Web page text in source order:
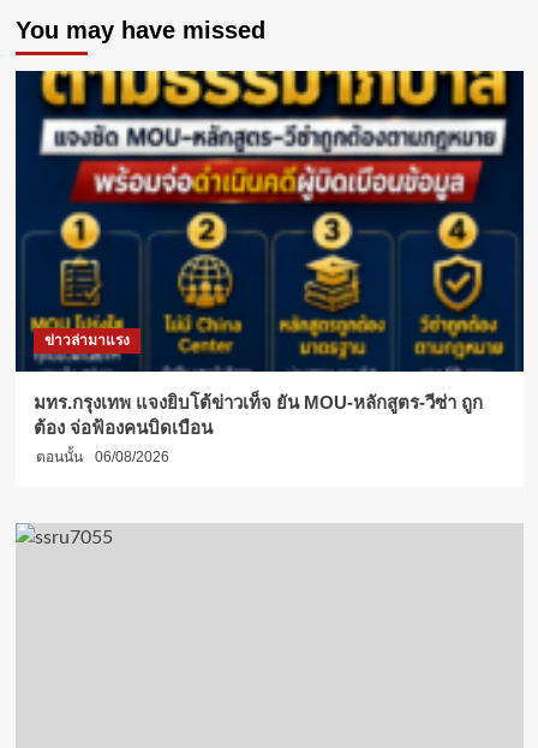
เคลื่อน
กีฬา
มวยไทย
รองรับ
สังคม
ผู้
สูง
วัย
สถาบัน
มวยไทย
มหาวิทยาลัย
เกษตรศาสตร์
จัด
สัมมนา
“การ
กำลัง
กาย
ใน
ศิลปะ
You may have missed
ข่าวล่ามาแรง
มทร.กรุงเทพ แจงยิบโต้ข่าวเท็จ ยัน MOU-หลักสูตร-วีซ่า ถูก
ต้อง จ่อฟ้องคนบิดเบือน
ตอนนั้น 06/08/2026